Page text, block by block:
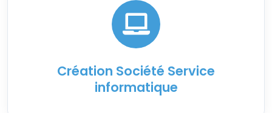
Création Société Service
informatique